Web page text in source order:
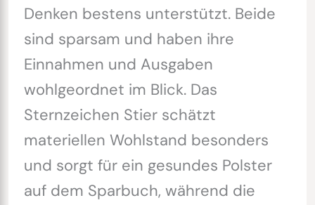
Denken bestens unterstützt. Beide
sind sparsam und haben ihre
Einnahmen und Ausgaben
wohlgeordnet im Blick. Das
Sternzeichen Stier schätzt
materiellen Wohlstand besonders
und sorgt für ein gesundes Polster
auf dem Sparbuch, während die